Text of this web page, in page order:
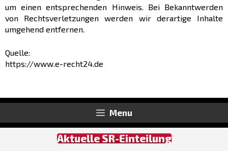
um einen entsprechenden Hinweis. Bei Bekanntwerden
von Rechtsverletzungen werden wir derartige Inhalte
umgehend entfernen.
Quelle:
https://www.e-recht24.de
Menu
Aktuelle SR-Einteilung